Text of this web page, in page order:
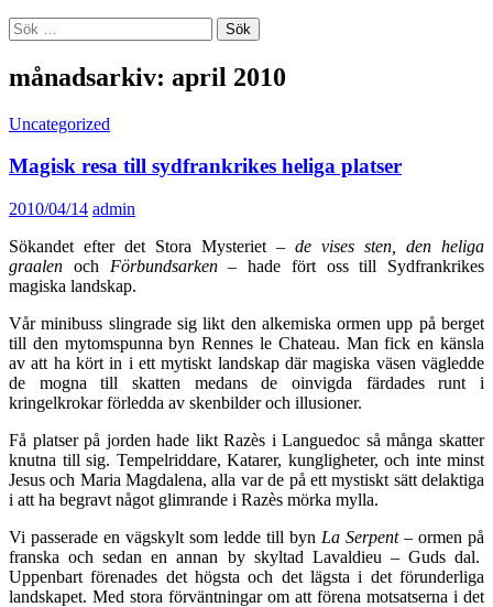
Sök
efter:
månadsarkiv: april 2010
Uncategorized
Magisk resa till sydfrankrikes heliga platser
2010/04/14 admin
Sökandet efter det Stora Mysteriet – de vises sten, den heliga
graalen och Förbundsarken– hade fört oss till Sydfrankrikes
magiska landskap.
Vår minibuss slingrade sig likt den alkemiska ormen upp på berget
till den mytomspunna byn Rennes le Chateau. Man fick en känsla
av att ha kört in i ett mytiskt landskap där magiska väsen vägledde
de mogna till skatten medans de oinvigda färdades runt i
kringelkrokar förledda av skenbilder och illusioner.
Få platser på jorden hade likt Razès i Languedoc så många skatter
knutna till sig. Tempelriddare, Katarer, kungligheter, och inte minst
Jesus och Maria Magdalena, alla var de på ett mystiskt sätt delaktiga
i att ha begravt något glimrande i Razès mörka mylla.
Vi passerade en vägskylt som ledde till byn La Serpent– ormen på
franska och sedan en annan by skyltad Lavaldieu – Guds dal.
Uppenbart förenades det högsta och det lägsta i det förunderliga
landskapet. Med stora förväntningar om att förena motsatserna i det